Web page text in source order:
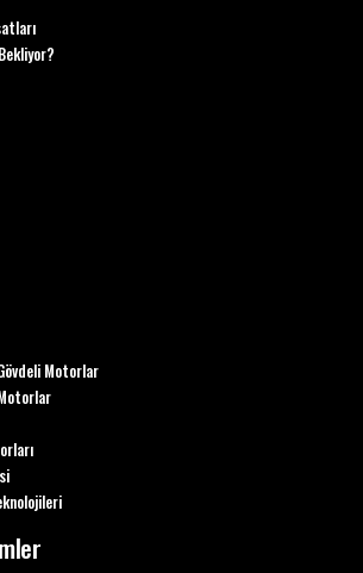
Motorlar